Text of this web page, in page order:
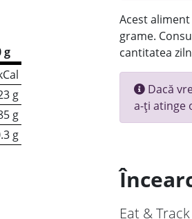
g
g
g
g
Acest
grame.
cantitatea
Dacă
a-ți atinge
Eat &